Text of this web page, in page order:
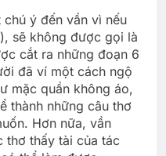
ý đến vần vì nếu
sẽ không được gọi là
cắt ra những đoạn 6
đã ví một cách ngộ
mặc quần không áo,
thành những câu thơ
Hơn nữa, vần
thơ thấy tài của tác